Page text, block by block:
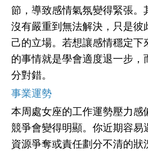
節，導致感情氣氛變得緊張。
沒有嚴重到無法解決，只是彼
己的立場。若想讓感情穩定下
的事情就是學會適度退一步，
分對錯。
事業運勢
本周處女座的工作運勢壓力感
競爭會變得明顯。你近期容易
資源爭奪或責任劃分不清的狀